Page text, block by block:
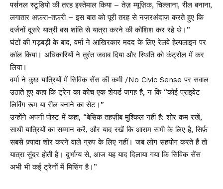
पर्सनल स्टूडियो की तरह इस्तेमाल किया – तेज़ म्यूज़िक, चिल्लाना, रील बनाना,
लगातार अफ़रा-तफ़री – इस बात को पूरी तरह से नज़रअंदाज़ करते हुए कि
दर्जनों दूसरे यात्री बस शांति से यात्रा करने की कोशिश कर रहे थे।”
घंटों की गड़बड़ी के बाद, वर्मा ने आखिरकार मदद के लिए रेलवे हेल्पलाइन पर
कॉल किया। अधिकारियों ने तुरंत जवाब दिया और स्थिति को कंट्रोल में कर
लिया।
वर्मा ने कुछ यात्रियों में सिविक सेंस की कमी /No Civic Sense पर सवाल
उठाते हुए कहा कि ट्रेन का कोच एक शेयर्ड जगह है, न कि “कोई प्राइवेट
लिविंग रूम या रील बनाने का सेट।”
उन्होंने अपनी पोस्ट में कहा, “बेसिक तहज़ीब मुश्किल नहीं है: शोर कम रखें,
साथी यात्रियों का सम्मान करें, और याद रखें कि आराम सभी के लिए है, सिर्फ़
सबसे ज़्यादा शोर करने वाले ग्रुप के लिए नहीं। जब लोग सहयोग करते हैं तो
यात्रा सुंदर होती है। दुर्भाग्य से, आज यह याद दिलाया गया कि सिविक सेंस
अभी भी कई ट्रेनों में मिसिंग है।”